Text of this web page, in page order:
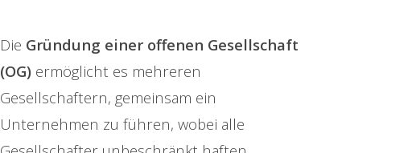
Die Gründung einer offenen Gesellschaft
(OG) ermöglicht es mehreren
Gesellschaftern, gemeinsam ein
Unternehmen zu führen, wobei alle